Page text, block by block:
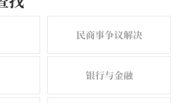
民商事争议解决
银行与金融